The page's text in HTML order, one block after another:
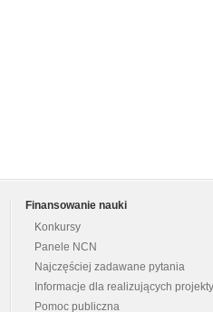
Finansowanie nauki
Konkursy
Panele NCN
Najczęściej zadawane pytania
Informacje dla realizujących projekty
Pomoc publiczna